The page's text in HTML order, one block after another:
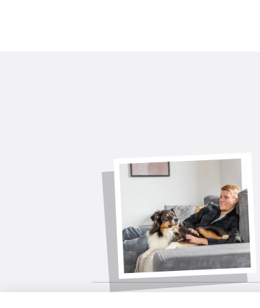
wariant produktu:
Wymiary
35 × 45 cm
Kolor
szary
wariant produktu:
Wymiary